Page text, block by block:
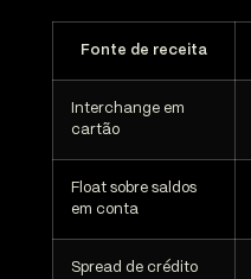
Fonte de receita
Interchange em
cartão
Float sobre saldos
em conta
Spread de crédito